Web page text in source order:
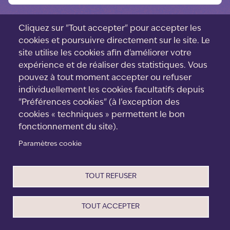
Cliquez sur "Tout accepter" pour accepter les
cookies et poursuivre directement sur le site. Le
site utilise les cookies afin d'améliorer votre
expérience et de réaliser des statistiques. Vous
pouvez à tout moment accepter ou refuser
individuellement les cookies facultatifs depuis
"Préférences cookies" (à l’exception des
cookies « techniques » permettent le bon
fonctionnement du site).
Paramètres cookie
TOUT REFUSER
TOUT ACCEPTER
Cookies
CGV
Mentions Légales